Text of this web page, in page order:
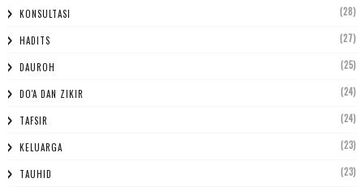
KONSULTASI (28)
HADITS (27)
DAUROH (25)
DO'A DAN ZIKIR (24)
TAFSIR (24)
KELUARGA (23)
TAUHID (23)